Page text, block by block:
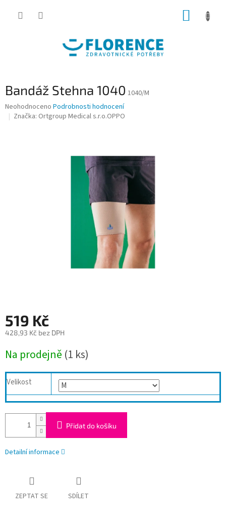
Bandáž Stehna 1040 1040/M
Průměrné
hodnocení
Neohodnoceno Podrobnosti hodnocení
Značka: Ortgroup Medical s.r.o.OPPO
519 Kč
428,93 Kč bez DPH
cena:
Na prodejně (1 ks)
Velikost
Přidat do košíku
Detailní informace
ZEPTAT SE SDÍLET